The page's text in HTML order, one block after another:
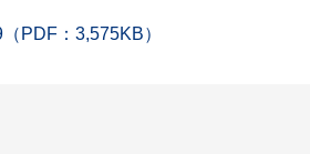
PDF：3,575KB）